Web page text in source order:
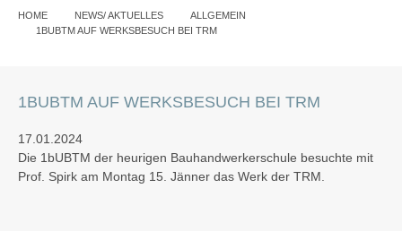
HOME NEWS/ AKTUELLES
ALLGEMEIN
1BUBTM AUF WERKSBESUCH BEI TRM
1BUBTM AUF WERKSBESUCH BEI TRM
17.01.2024
Die 1bUBTM der heurigen Bauhandwerkerschule besuchte mit
Prof. Spirk am Montag 15. Jänner das Werk der TRM.